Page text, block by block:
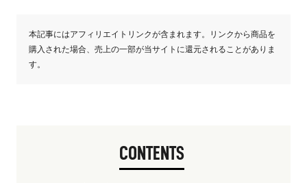
本記事にはアフィリエイトリンクが含まれます。リンクから商品を
購入された場合、売上の一部が当サイトに還元されることがありま
す。
CONTENTS